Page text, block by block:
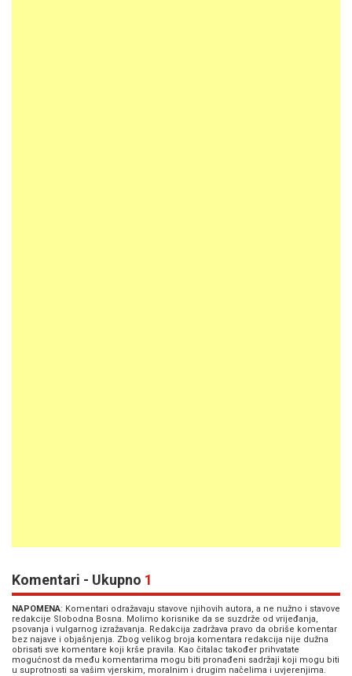
Komentari - Ukupno 1
NAPOMENA: Komentari odražavaju stavove njihovih autora, a ne nužno i stavove
redakcije Slobodna Bosna. Molimo korisnike da se suzdrže od vrijeđanja,
psovanja i vulgarnog izražavanja. Redakcija zadržava pravo da obriše komentar
bez najave i objašnjenja. Zbog velikog broja komentara redakcija nije dužna
obrisati sve komentare koji krše pravila. Kao čitalac također prihvatate
mogućnost da među komentarima mogu biti pronađeni sadržaji koji mogu biti
u suprotnosti sa vašim vjerskim, moralnim i drugim načelima i uvjerenjima.